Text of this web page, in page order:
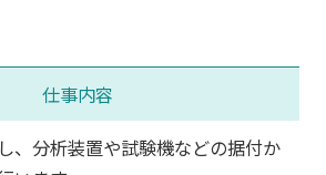
仕事内容
、分析装置や試験機などの据付か